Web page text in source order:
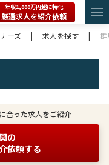
年収1,000万円超に特化
厳選求人を紹介依頼
ーズ
| 求人を探す |
合った求人をご紹介
の
依頼する